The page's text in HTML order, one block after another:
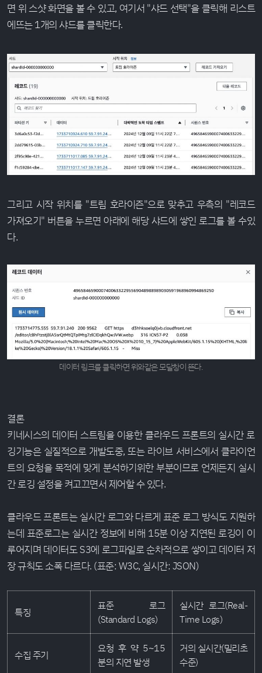
면 위 스샷 화면을 볼 수 있고, 여기서 "샤드 선택"을 클릭해 리스트
에뜨는 1개의 샤드를 클릭한다.
그리고 시작 위치를 "트림 호라이즌"으로 맞추고 우측의 "레코드
가져오기" 버튼을 누르면 아래에 해당 샤드에 쌓인 로그를 볼 수있
다.
데이터 링크를 클릭하면 위와같은 모달창이 뜬다.
결론
키네시스의 데이터 스트림을 이용한 클라우드 프론트의 실시간 로
깅기능은 실질적으로 개발도중, 또는 라이브 서비스에서 클라이언
트의 요청을 목적에 맞게 분석하기위한 부분이므로 언제든지 실시
간 로깅 설정을 켜고끄면서 제어할 수 있다.
클라우드 프론트는 실시간 로그와 다르게 표준 로그 방식도 지원하
는데 표준로그는 실시간 정보에 비해 15분 이상 지연된 로깅이 이
루어지며 데이터도 S3에 로그파일로 순차적으로 쌓이고 데이터 저
장 규칙도 소폭 다르다. (표준: W3C, 실시간: JSON)
특징
표준 로그
(Standard Logs)
실시간 로그(Real-
Time Logs)
수집 주기
요청 후 약 5~15
분의 지연 발생
거의 실시간(밀리초
수준)